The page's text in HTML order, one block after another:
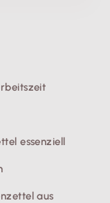
essenziell
aus